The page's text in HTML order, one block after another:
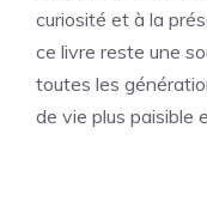
curiosité et à la
ce livre reste une
toutes les
de vie plus paisible